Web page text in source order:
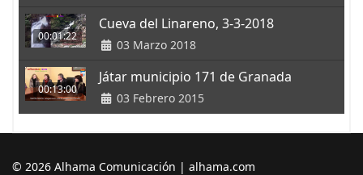
00:01:22
Cueva del Linareno, 3-3-2018
03 Marzo 2018
00:13:00
Játar municipio 171 de Granada
03 Febrero 2015
© 2026 Alhama Comunicación | alhama.com